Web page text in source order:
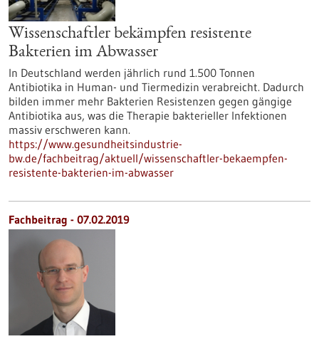
Wissenschaftler bekämpfen resistente
Bakterien im Abwasser
In Deutschland werden jährlich rund 1.500 Tonnen
Antibiotika in Human- und Tiermedizin verabreicht. Dadurch
bilden immer mehr Bakterien Resistenzen gegen gängige
Antibiotika aus, was die Therapie bakterieller Infektionen
massiv erschweren kann.
https://www.gesundheitsindustrie-
bw.de/fachbeitrag/aktuell/wissenschaftler-bekaempfen-
resistente-bakterien-im-abwasser
Fachbeitrag - 07.02.2019